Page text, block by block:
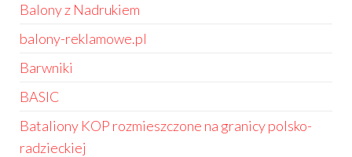
Balony z Nadrukiem
balony-reklamowe.pl
Barwniki
BASIC
Bataliony KOP rozmieszczone na granicy polsko-
radzieckiej